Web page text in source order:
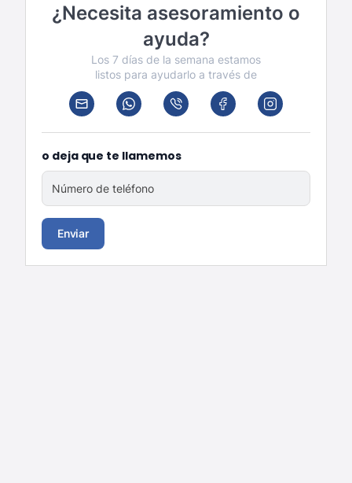
¿Necesita asesoramiento o
ayuda?
Los 7 días de la semana estamos
listos para ayudarlo a través de
o deja que te llamemos
Número de teléfono
Enviar